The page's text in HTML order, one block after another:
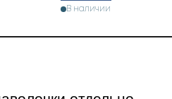
В наличии